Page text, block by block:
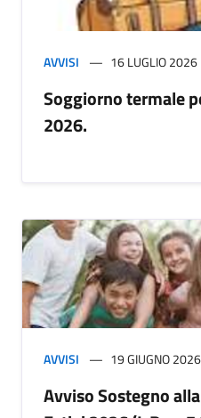
AVVISI 16 LUGLIO 2026
Soggiorno termale
2026.
AVVISI 19 GIUGNO 2026
Avviso Sostegno